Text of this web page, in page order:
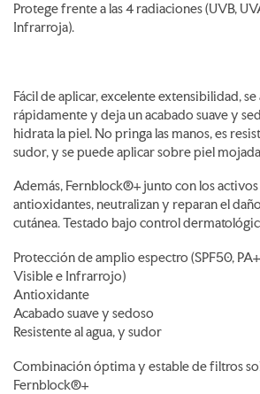
Protege frente a las 4 radiaciones (UVB,
Infrarroja).
Fácil de aplicar, excelente extensibilidad,
rápidamente y deja un acabado suave y
hidrata la piel. No pringa las manos, es
sudor, y se puede aplicar sobre piel
Además, Fernblock®+ junto con los
antioxidantes, neutralizan y reparan el
cutánea. Testado bajo control
Protección de amplio espectro (SPF50,
Visible e Infrarrojo)
Antioxidante
Acabado suave y sedoso
Resistente al agua, y sudor
Combinación óptima y estable de filtros
Fernblock®+